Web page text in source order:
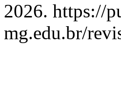
2026. https://
mg.edu.br/